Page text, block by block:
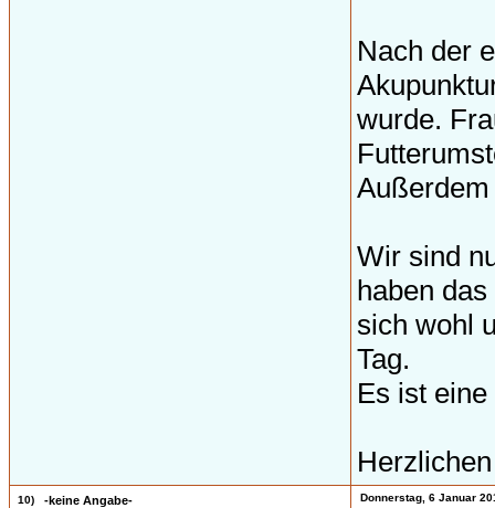
Nach der
wurde.
Wir sind
haben
sich wohl
Tag.
Es ist
10) -keine Angabe- Donnerstag, 6 Januar